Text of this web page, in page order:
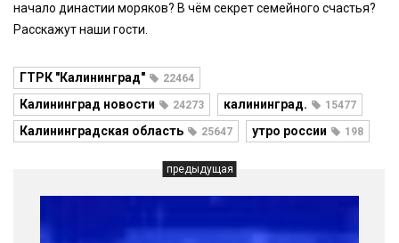
начало династии моряков? В чём секрет семейного счастья?
Расскажут наши гости.
ГТРК "Калининград" 22464
Калининград новости 24273 калининград. 15477
Калининградская область 25647 утро россии 198
предыдущая